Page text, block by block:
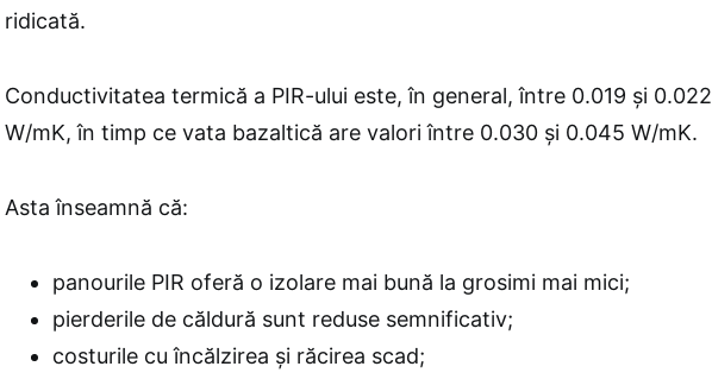
ridicată.
Conductivitatea termică a PIR-ului este, în general, între 0.019 și 0.022
W/mK, în timp ce vata bazaltică are valori între 0.030 și 0.045 W/mK.
Asta înseamnă că:
panourile PIR oferă o izolare mai bună la grosimi mai mici;
pierderile de căldură sunt reduse semnificativ;
costurile cu încălzirea și răcirea scad;